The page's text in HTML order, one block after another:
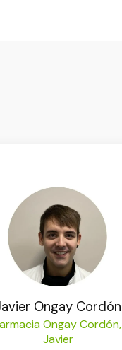
Ongay Cordón
Ongay Cordón,
Javier